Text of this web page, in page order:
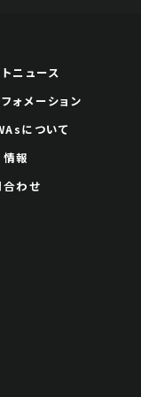
ニュース
ォメーション
について
報
わせ